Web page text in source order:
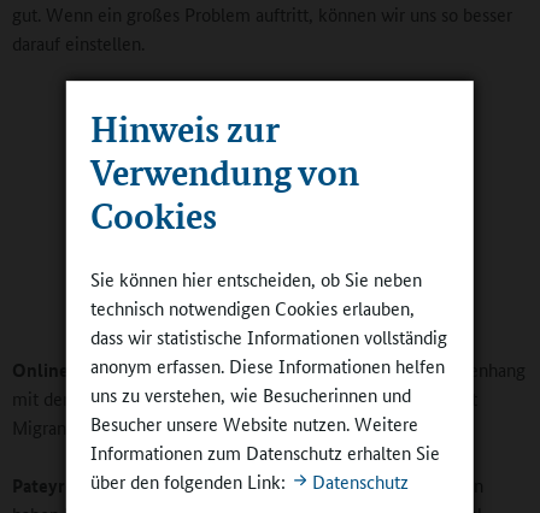
Hinweis zur
Verwendung von
Cookies
Sie können hier entscheiden, ob Sie neben
technisch notwendigen Cookies erlauben,
dass wir statistische Informationen vollständig
anonym erfassen. Diese Informationen helfen
uns zu verstehen, wie Besucherinnen und
Besucher unsere Website nutzen. Weitere
Informationen zum Datenschutz erhalten Sie
über den folgenden Link:
Datenschutz
gut. Wenn ein großes Problem auftritt, können wir uns so besser
darauf einstellen.
Eric Pateyron in der Académie
française.
Online-Redaktion:Stehen die Unruhen in einem Zusammenhang
mit den Bildungschancen von Kindern und Jugendlichen mit
Migrantionshintergrund in Frankreich?
Pateyron:Viele junge Menschen in den Brennpunktbezirken